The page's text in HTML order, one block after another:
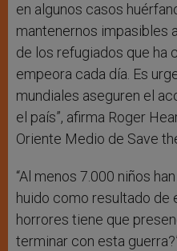
en algunos casos
mantenernos impasibles
de los refugiados que ha
empeora cada día. Es
mundiales aseguren el
el país”, afirma Roger
Oriente Medio de Save
“Al menos 7.000 niños
huido como resultado
horrores tiene que
terminar con esta